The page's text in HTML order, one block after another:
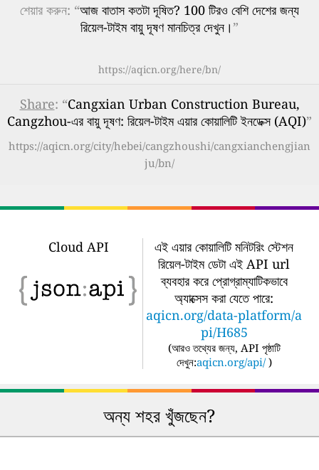
শেয়ার করুন: “আজ বাতাস কতটা দূষিত? 100 টিরও বেশি দেশের জন্য
রিয়েল-টাইম বায়ু দূষণ মানচিত্র দেখুন।”
https://aqicn.org/here/bn/
Share: “Cangxian Urban Construction Bureau,
Cangzhou-এর বায়ু দূষণ: রিয়েল-টাইম এয়ার কোয়ালিটি ইনডেক্স (AQI)”
https://aqicn.org/city/hebei/cangzhoushi/cangxianchengjian
ju/bn/
Cloud API
এই এয়ার কোয়ালিটি মনিটরিং স্টেশন
রিয়েল-টাইম ডেটা এই API url
ব্যবহার করে প্রোগ্রাম্যাটিকভাবে
অ্যাক্সেস করা যেতে পারে:
aqicn.org/data-platform/a
pi/H685
(আরও তথ্যের জন্য, API পৃষ্ঠাটি
দেখুন:aqicn.org/api/ )
অন্য শহর খুঁজছেন?